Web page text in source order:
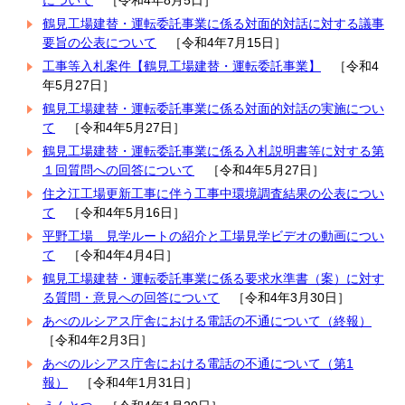
鶴見工場建替・運転委託事業に係る対面的対話に対する議事
要旨の公表について ［令和4年7月15日］
工事等入札案件【鶴見工場建替・運転委託事業】
［令和4
年5月27日］
鶴見工場建替・運転委託事業に係る対面的対話の実施につい
て ［令和4年5月27日］
鶴見工場建替・運転委託事業に係る入札説明書等に対する第
１回質問への回答について ［令和4年5月27日］
住之江工場更新工事に伴う工事中環境調査結果の公表につい
て ［令和4年5月16日］
平野工場 見学ルートの紹介と工場見学ビデオの動画につい
て ［令和4年4月4日］
鶴見工場建替・運転委託事業に係る要求水準書（案）に対す
る質問・意見への回答について ［令和4年3月30日］
あべのルシアス庁舎における電話の不通について（終報）
［令和4年2月3日］
あべのルシアス庁舎における電話の不通について（第1
報）
［令和4年1月31日］